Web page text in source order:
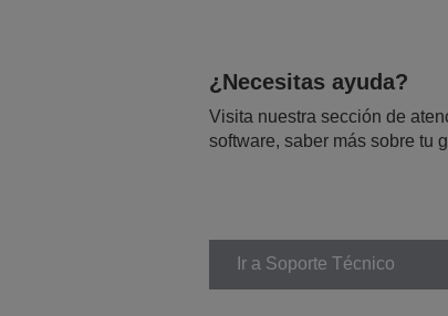
¿Necesitas ayuda?
Visita nuestra sección de
software, saber más sobre tu
Ir a Soporte Técnico